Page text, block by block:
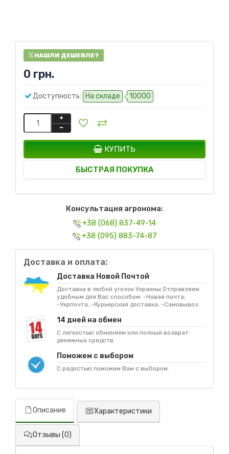
НАШЛИ ДЕШЕВЛЕ?
0 грн.
Доступность: На складе 10000
КУПИТЬ
БЫСТРАЯ ПОКУПКА
Консультация агронома:
+38 (068) 837-49-14
+38 (095) 883-74-87
Доставка и оплата:
Доставка Новой Почтой
Доставка в любой уголок Украины Отправляем
удобным для Вас способом: -Новая почта;
-Укрпочта; -Курьерская доставка; -Самовывоз.
14 дней на обмен
С легкостью обменяем или полный возврат
денежных средств.
Поможем с выбором
С радостью поможем Вам с выбором.
Описание Характеристики
Отзывы (0)